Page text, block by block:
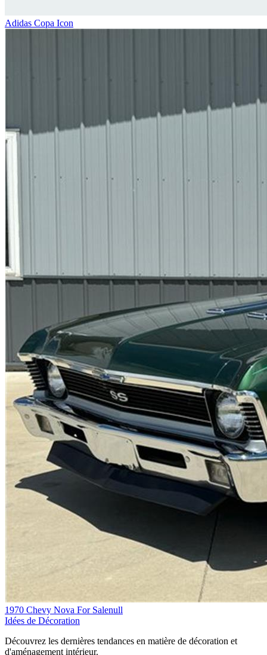
Adidas Copa Icon
1970 Chevy Nova For Salenull
Idées de Décoration
Découvrez les dernières tendances en matière de décoration et
d'aménagement intérieur.